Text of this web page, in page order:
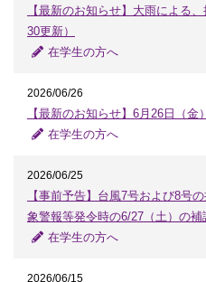
【最新のお知らせ】大雨による
30更新）
在学生の方へ
2026/06/26
【最新のお知らせ】6月26日（
在学生の方へ
2026/06/25
【事前予告】台風7号および8号
象警報等発令時の6/27（土）の補
在学生の方へ
2026/06/15